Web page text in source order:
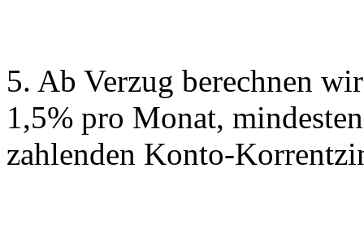
5. Ab Verzug berechnen
1,5% pro Monat,
zahlenden Konto-